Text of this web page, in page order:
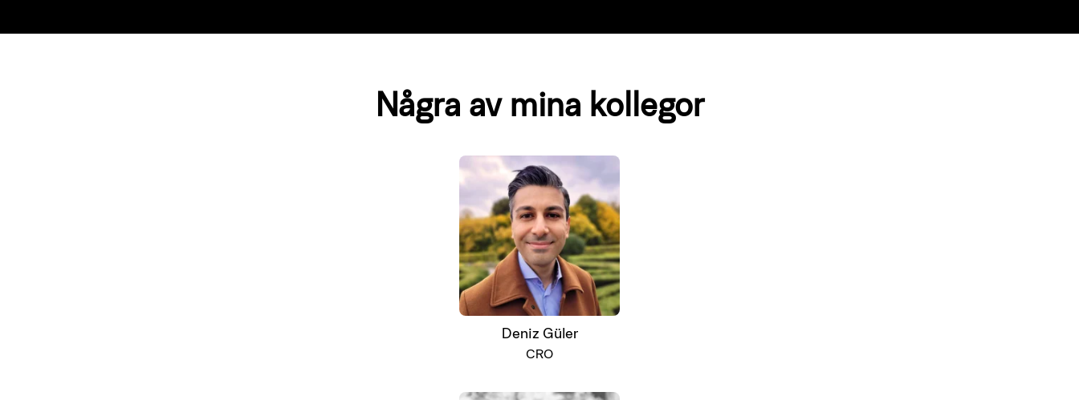
Några av mina kollegor
Deniz Güler
CRO